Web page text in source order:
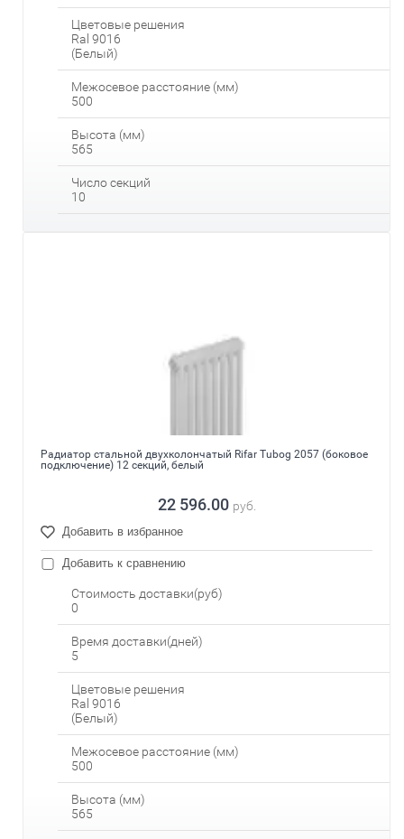
Цветовые решения
Ral 9016
(Белый)
Межосевое расстояние (мм)
500
Высота (мм)
565
Число секций
10
Радиатор стальной двухколончатый Rifar Tubog 2057 (боковое
подключение) 12 секций, белый
22 596.00 руб.
Добавить в избранное
Добавить к сравнению
Стоимость доставки(руб)
0
Время доставки(дней)
5
Цветовые решения
Ral 9016
(Белый)
Межосевое расстояние (мм)
500
Высота (мм)
565